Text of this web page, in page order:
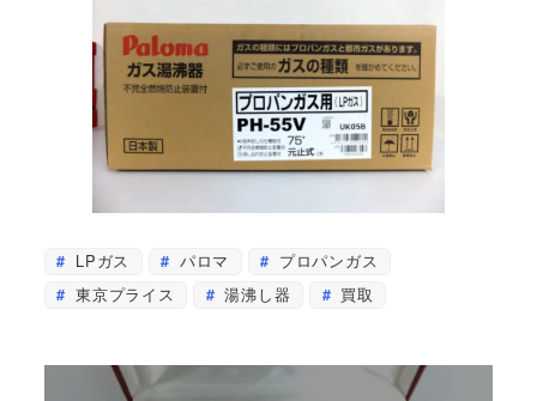
LPガス パロマ
プロパンガス
東京プライス
湯沸し器 買取